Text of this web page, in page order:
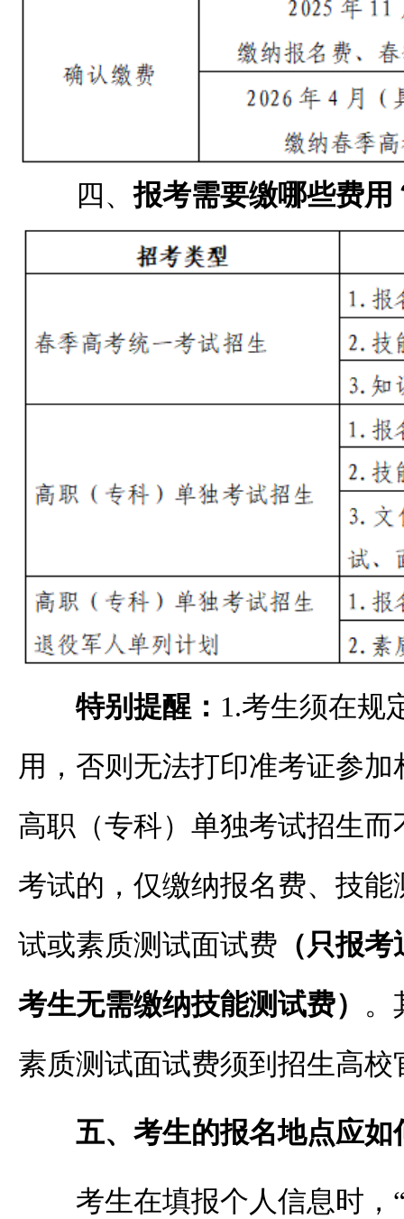
四、报考需要缴哪些费用
特别提醒： 1.考生须在规
用，否则无法打印准考证参
高职（专科）单独考试招生
考试的，仅缴纳报名费、技
试或素质测试面试费 （只报
考生无需缴纳技能测试费） 。
素质测试面试费须到招生高
五、考生的报名地点应如
考生在填报个人信息时，